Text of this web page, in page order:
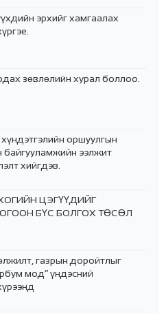
эрхийг хамгаалах
зөвлөлийн хурал боллоо.
оршуулгын
байгууламжийн ээлжит
хийгдэв.
ЦЭГҮҮДИЙГ
БҮС БОЛГОХ ТӨСӨЛ
газрын доройтлыг
мод” үндэсний